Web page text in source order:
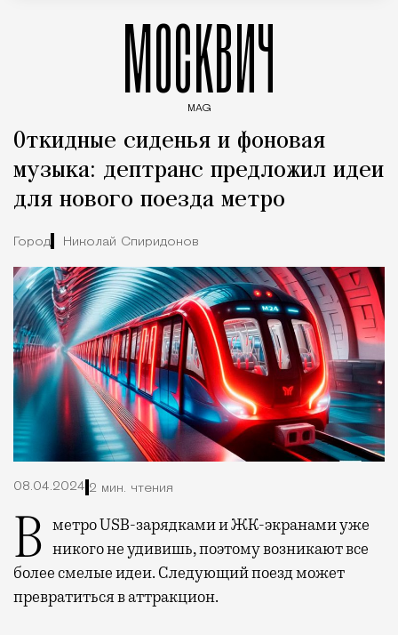
МОСКВИЧ
MAG
Откидные сиденья и фоновая
музыка: дептранс предложил идеи
для нового поезда метро
Город Николай Спиридонов
08.04.2024 2 мин. чтения
В метро USB-зарядками и ЖК-экранами уже никого не удивишь, поэтому возникают все
более смелые идеи. Следующий поезд может
превратиться в аттракцион.